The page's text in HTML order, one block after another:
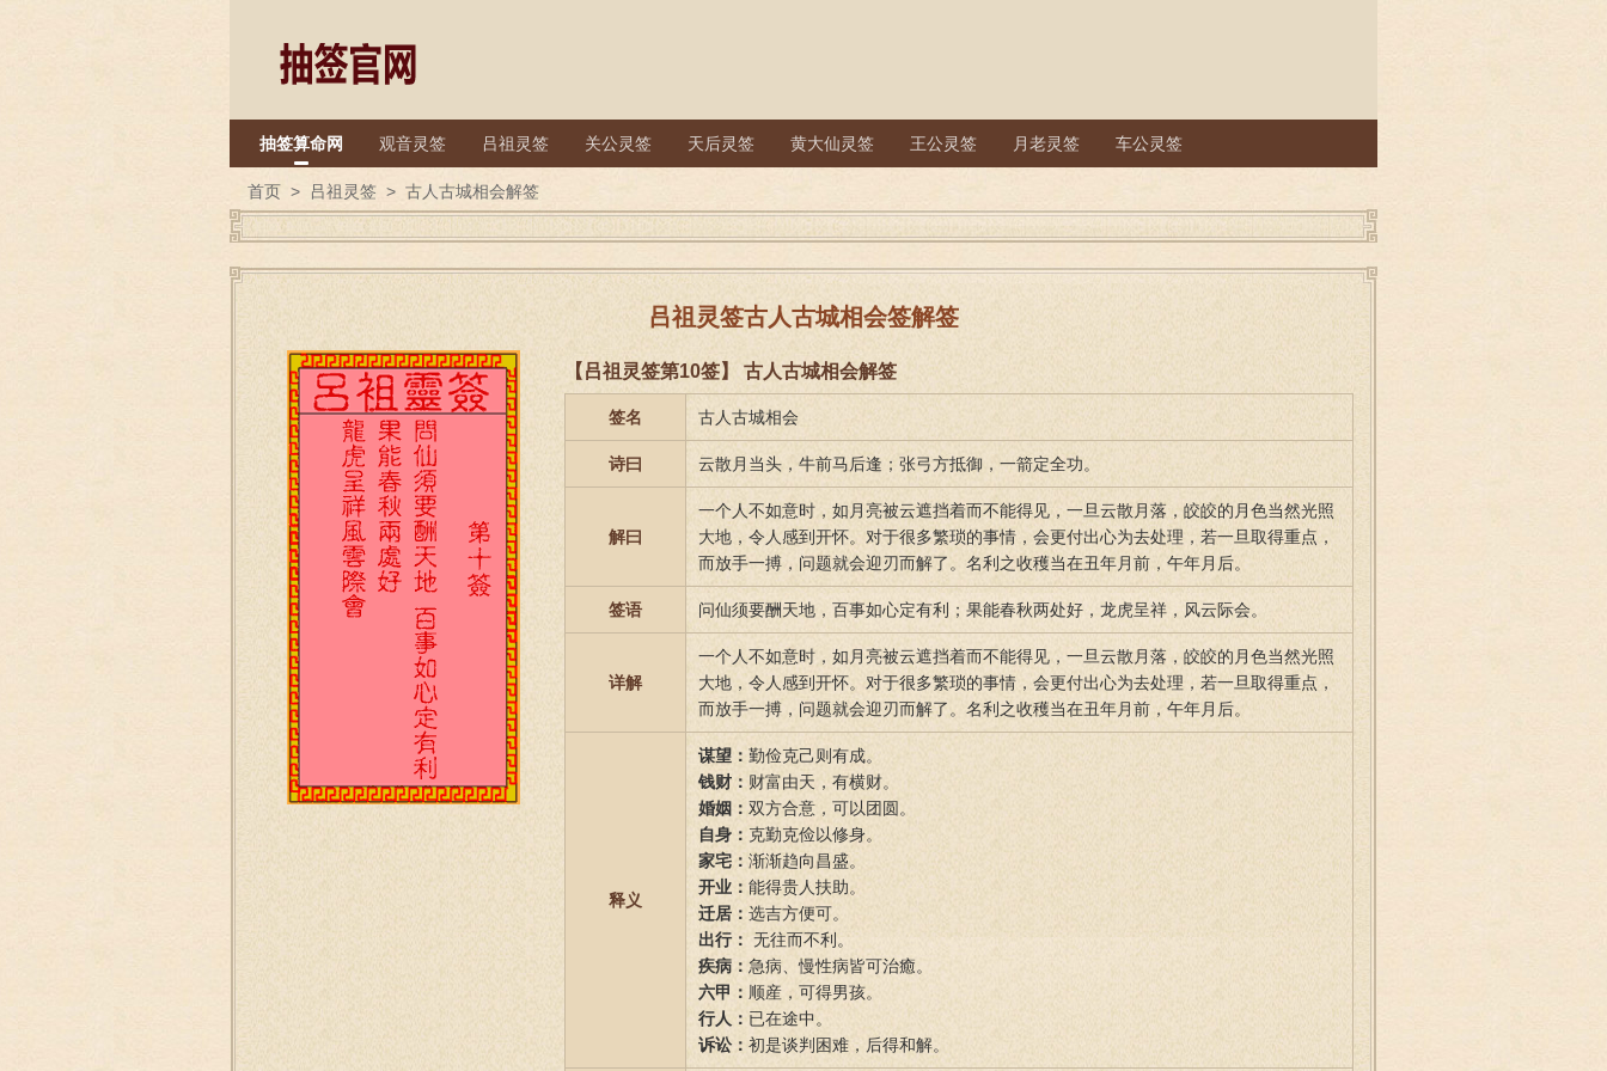
抽签算命网 观音灵签 吕祖灵签 关公灵签 天后灵签 黄大仙灵签 王公灵签 月老灵签 车公灵签
首页 > 吕祖灵签 > 古人古城相会解签
吕祖灵签古人古城相会签解签
【吕祖灵签第10签】 古人古城相会解签
签名 古人古城相会
诗曰 云散月当头，牛前马后逢；张弓方抵御，一箭定全功。
解曰
一个人不如意时，如月亮被云遮挡着而不能得见，一旦云散月落，皎皎的月色当然光照
大地，令人感到开怀。对于很多繁琐的事情，会更付出心为去处理，若一旦取得重点，
而放手一搏，问题就会迎刃而解了。名利之收穫当在丑年月前，午年月后。
签语 问仙须要酬天地，百事如心定有利；果能春秋两处好，龙虎呈祥，风云际会。
详解
一个人不如意时，如月亮被云遮挡着而不能得见，一旦云散月落，皎皎的月色当然光照
大地，令人感到开怀。对于很多繁琐的事情，会更付出心为去处理，若一旦取得重点，
而放手一搏，问题就会迎刃而解了。名利之收穫当在丑年月前，午年月后。
释义
谋望： 勤俭克己则有成。
钱财： 财富由天，有横财。
婚姻： 双方合意，可以团圆。
自身： 克勤克俭以修身。
家宅： 渐渐趋向昌盛。
开业： 能得贵人扶助。
迁居： 选吉方便可。
出行： 无往而不利。
疾病： 急病、慢性病皆可治癒。
六甲： 顺産，可得男孩。
行人： 已在途中。
诉讼： 初是谈判困难，后得和解。